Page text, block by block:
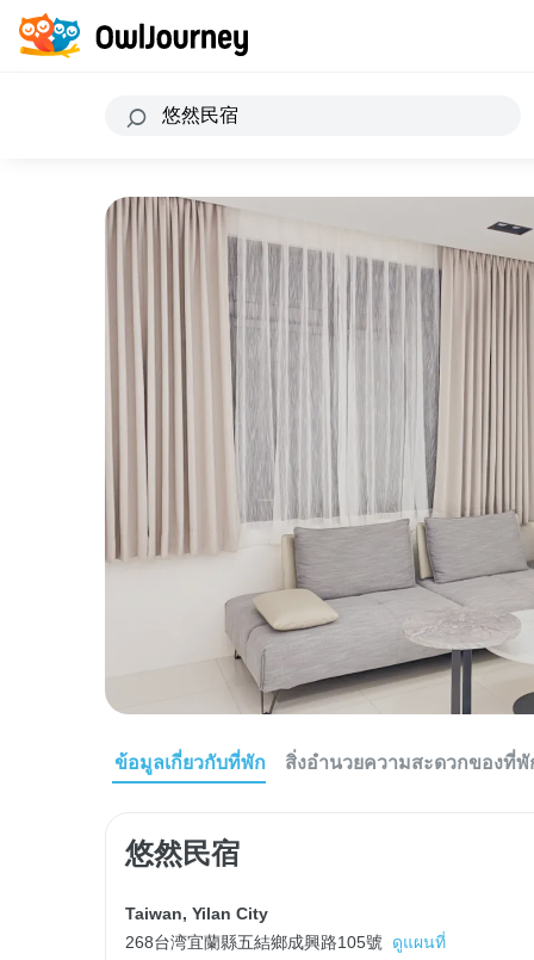
ข้อมูลเกี่ยวกับที่พัก สิ่งอำนวยความสะดวกของที่พั
悠然民宿
Taiwan, Yilan City
268台湾宜蘭縣五結鄉成興路105號
ดูแผนที่